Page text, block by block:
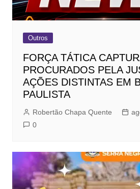
Outros
FORÇA TÁTICA
PROCURADOS PELA
AÇÕES DISTINTAS EM
PAULISTA
Robertão Chapa Quente
0